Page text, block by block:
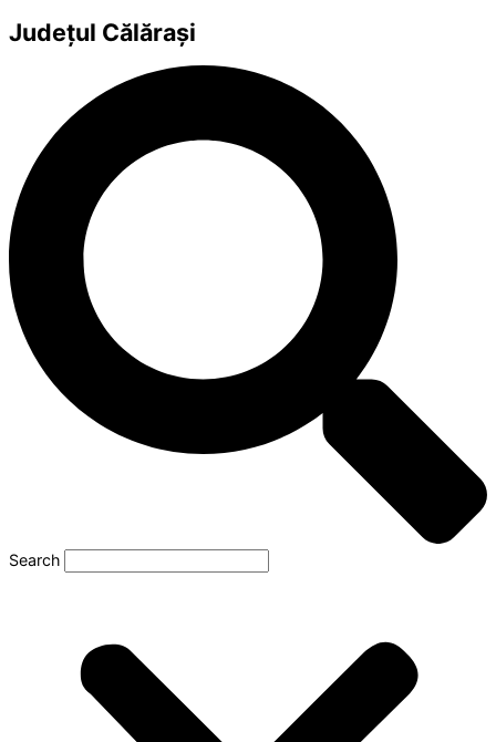
Județul Călărași
Search